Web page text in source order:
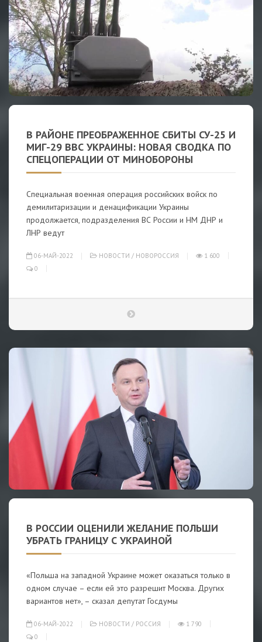
В РАЙОНЕ ПРЕОБРАЖЕННОЕ СБИТЫ СУ-25 И
МИГ-29 ВВС УКРАИНЫ: НОВАЯ СВОДКА ПО
СПЕЦОПЕРАЦИИ ОТ МИНОБОРОНЫ
Специальная военная операция российских войск по
демилитаризации и денацификации Украины
продолжается, подразделения ВС России и НМ ДНР и
ЛНР ведут
06-МАЙ-2022 НОВОСТИ / НОВОРОССИЯ
1 600
0
В РОССИИ ОЦЕНИЛИ ЖЕЛАНИЕ ПОЛЬШИ
УБРАТЬ ГРАНИЦУ С УКРАИНОЙ
«Польша на западной Украине может оказаться только в
одном случае – если ей это разрешит Москва. Других
вариантов нет», – сказал депутат Госдумы
06-МАЙ-2022 НОВОСТИ / РОССИЯ
1 790
0